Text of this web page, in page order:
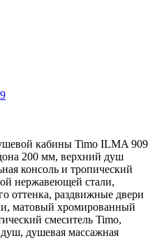
кабины Timo ILMA 909
200 мм, верхний душ
консоль и тропический
нержавеющей стали,
оттенка, раздвижные двери
матовый хромированный
смеситель Timo,
душевая массажная